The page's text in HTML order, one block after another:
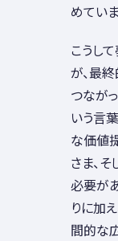
めていま
こうし
が、最
つなが
いう言
な価値
さま、
必要が
りに加
間的な